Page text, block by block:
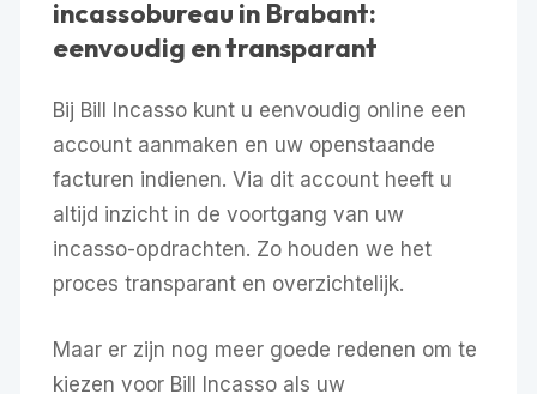
incassobureau in Brabant:
eenvoudig en transparant
Bij Bill Incasso kunt u eenvoudig online een
account aanmaken en uw openstaande
facturen indienen. Via dit account heeft u
altijd inzicht in de voortgang van uw
incasso-opdrachten. Zo houden we het
proces transparant en overzichtelijk.
Maar er zijn nog meer goede redenen om te
kiezen voor Bill Incasso als uw